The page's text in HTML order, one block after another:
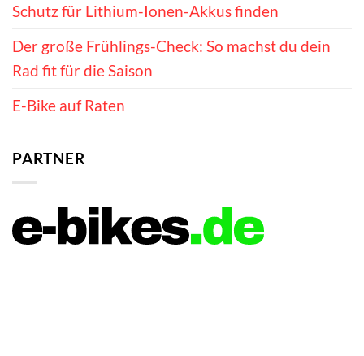
Schutz für Lithium-Ionen-Akkus finden
Der große Frühlings-Check: So machst du dein
Rad fit für die Saison
E-Bike auf Raten
PARTNER